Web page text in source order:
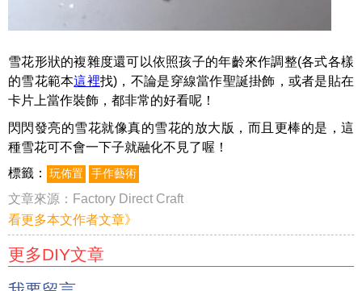
雪花形狀的複雜度還可以依照孩子的年齡來作調整(各式各樣
的雪花範本這裡找)，不論是穿線當作聖誕掛飾，或者是貼在
卡片上當作裝飾，都非常的好看呢！
閃閃發亮的雪花就像真的雪花的放大版，而且更棒的是，這
種雪花可不會一下子就融化不見了喔！
標籤：
玩佈置 手作藝術
文章來源： Factory Direct Craft
看更多本文作者文章》
更多DIY文章